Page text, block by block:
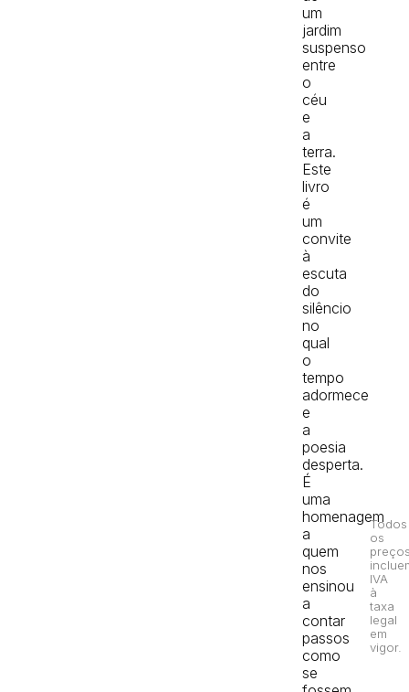
um
jardim
suspenso
entre
o
céu
e
a
terra.
Este
livro
é
um
convite
à
escuta
do
silêncio
no
qual
o
tempo
adormece
e
a
poesia
desperta.
É
uma
homenagem
a
quem
nos
ensinou
a
contar
passos
como
se
Todos
os
IVA
à
taxa
legal
em
vigor.